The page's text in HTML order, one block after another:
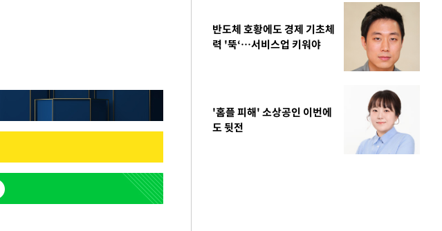
반도체 호황에도 경제 기초체
력 '뚝‘…서비스업 키워야
'홈플 피해' 소상공인 이번에
도 뒷전